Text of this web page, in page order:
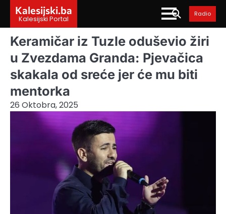
content
Kalesijski.ba
Kalesijski Portal
Radio
Keramičar iz Tuzle oduševio žiri
u Zvezdama Granda: Pjevačica
skakala od sreće jer će mu biti
mentorka
26 Oktobra, 2025